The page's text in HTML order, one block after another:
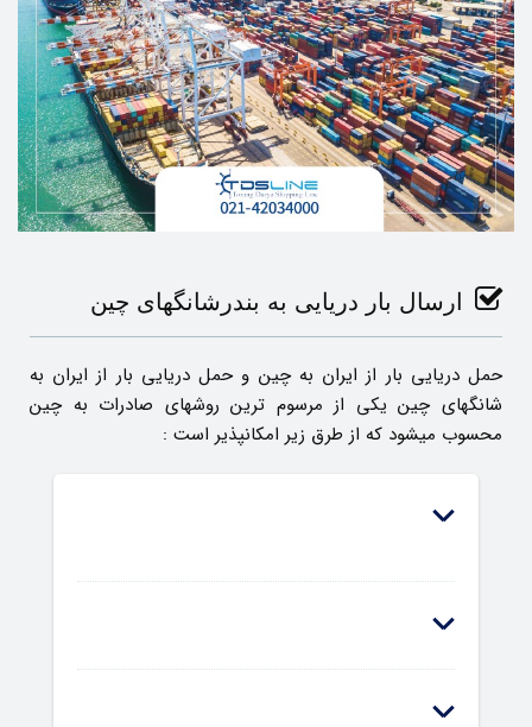
ارسال بار دریایی به بندرشانگهای چین
حمل دریایی بار از ایران به چین و حمل دریایی بار از ایران به
شانگهای چین یکی از مرسوم ترین روشهای صادرات به چین
محسوب میشود که از طرق زیر امکانپذیر است :